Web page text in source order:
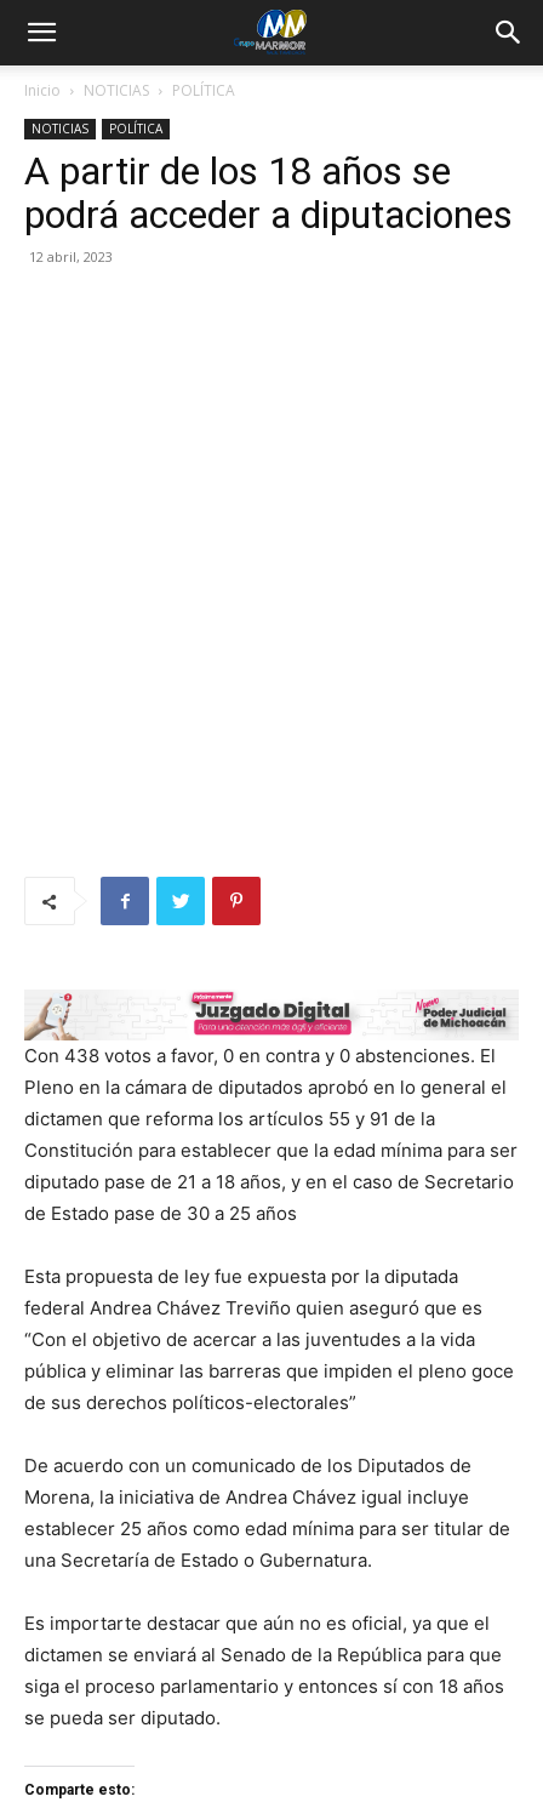
Inicio NOTICIAS POLÍTICA
NOTICIAS POLÍTICA
A partir de los 18 años se
podrá acceder a diputaciones
12 abril, 2023
Con 438 votos a favor, 0 en contra y 0 abstenciones. El
Pleno en la cámara de diputados aprobó en lo general el
dictamen que reforma los artículos 55 y 91 de la
Constitución para establecer que la edad mínima para ser
diputado pase de 21 a 18 años, y en el caso de Secretario
de Estado pase de 30 a 25 años
Esta propuesta de ley fue expuesta por la diputada
federal Andrea Chávez Treviño quien aseguró que es
“Con el objetivo de acercar a las juventudes a la vida
pública y eliminar las barreras que impiden el pleno goce
de sus derechos políticos-electorales”
De acuerdo con un comunicado de los Diputados de
Morena, la iniciativa de Andrea Chávez igual incluye
establecer 25 años como edad mínima para ser titular de
una Secretaría de Estado o Gubernatura.
Es importarte destacar que aún no es oficial, ya que el
dictamen se enviará al Senado de la República para que
siga el proceso parlamentario y entonces sí con 18 años
se pueda ser diputado.
Comparte esto: